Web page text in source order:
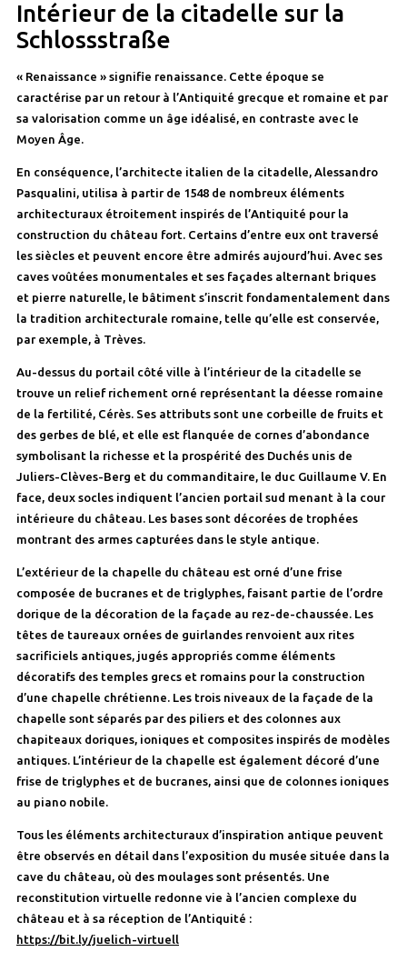
Intérieur de la citadelle sur la
Schlossstraße
« Renaissance » signifie renaissance. Cette époque se
caractérise par un retour à l’Antiquité grecque et romaine et par
sa valorisation comme un âge idéalisé, en contraste avec le
Moyen Âge.
En conséquence, l’architecte italien de la citadelle, Alessandro
Pasqualini, utilisa à partir de 1548 de nombreux éléments
architecturaux étroitement inspirés de l’Antiquité pour la
construction du château fort. Certains d’entre eux ont traversé
les siècles et peuvent encore être admirés aujourd’hui. Avec ses
caves voûtées monumentales et ses façades alternant briques
et pierre naturelle, le bâtiment s’inscrit fondamentalement dans
la tradition architecturale romaine, telle qu’elle est conservée,
par exemple, à Trèves.
Au-dessus du portail côté ville à l’intérieur de la citadelle se
trouve un relief richement orné représentant la déesse romaine
de la fertilité, Cérès. Ses attributs sont une corbeille de fruits et
des gerbes de blé, et elle est flanquée de cornes d’abondance
symbolisant la richesse et la prospérité des Duchés unis de
Juliers-Clèves-Berg et du commanditaire, le duc Guillaume V. En
face, deux socles indiquent l’ancien portail sud menant à la cour
intérieure du château. Les bases sont décorées de trophées
montrant des armes capturées dans le style antique.
L’extérieur de la chapelle du château est orné d’une frise
composée de bucranes et de triglyphes, faisant partie de l’ordre
dorique de la décoration de la façade au rez-de-chaussée. Les
têtes de taureaux ornées de guirlandes renvoient aux rites
sacrificiels antiques, jugés appropriés comme éléments
décoratifs des temples grecs et romains pour la construction
d’une chapelle chrétienne. Les trois niveaux de la façade de la
chapelle sont séparés par des piliers et des colonnes aux
chapiteaux doriques, ioniques et composites inspirés de modèles
antiques. L’intérieur de la chapelle est également décoré d’une
frise de triglyphes et de bucranes, ainsi que de colonnes ioniques
au piano nobile.
Tous les éléments architecturaux d’inspiration antique peuvent
être observés en détail dans l’exposition du musée située dans la
cave du château, où des moulages sont présentés. Une
reconstitution virtuelle redonne vie à l’ancien complexe du
château et à sa réception de l’Antiquité :
https://bit.ly/juelich-virtuell